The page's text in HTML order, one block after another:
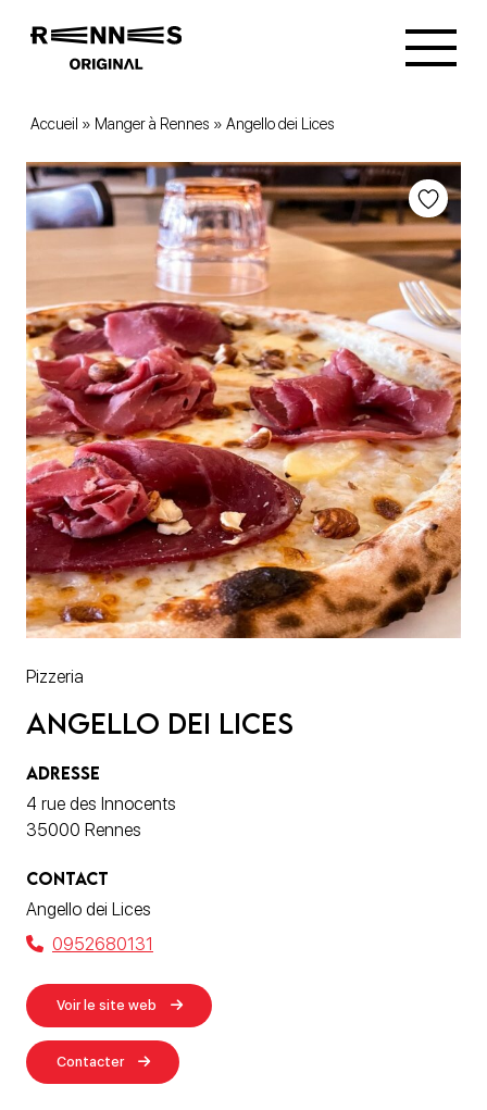
Accueil » Manger à Rennes » Angello dei Lices
Pizzeria
Angello dei Lices
ADRESSE
4 rue des Innocents
35000 Rennes
CONTACT
Angello dei Lices
0952680131
Voir le site web
Contacter